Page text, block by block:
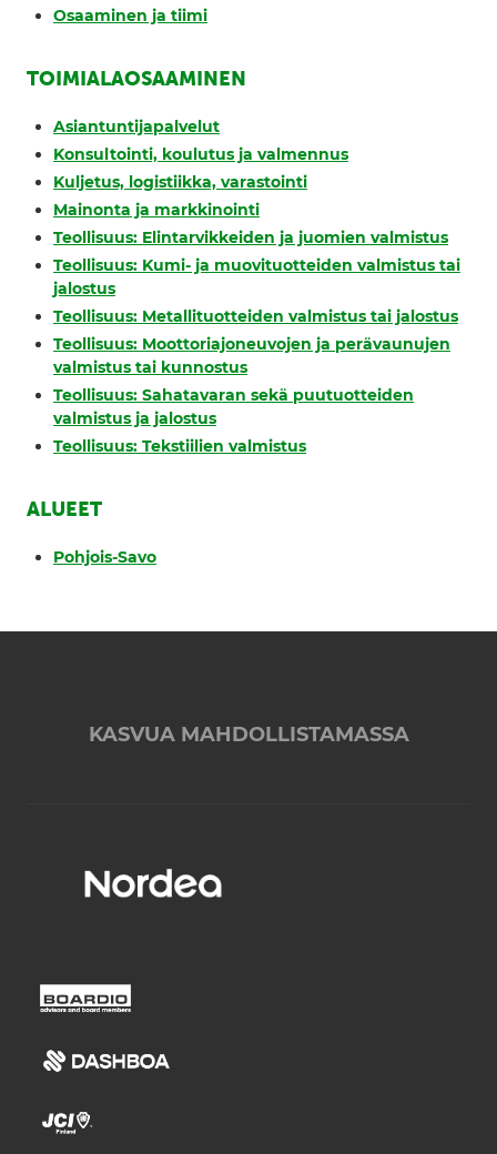
Osaaminen ja tiimi
TOIMIALAOSAAMINEN
Asiantuntijapalvelut
Konsultointi, koulutus ja valmennus
Kuljetus, logistiikka, varastointi
Mainonta ja markkinointi
Teollisuus: Elintarvikkeiden ja juomien valmistus
Teollisuus: Kumi- ja muovituotteiden valmistus tai
jalostus
Teollisuus: Metallituotteiden valmistus tai jalostus
Teollisuus: Moottoriajoneuvojen ja perävaunujen
valmistus tai kunnostus
Teollisuus: Sahatavaran sekä puutuotteiden
valmistus ja jalostus
Teollisuus: Tekstiilien valmistus
ALUEET
Pohjois-Savo
KASVUA MAHDOLLISTAMASSA